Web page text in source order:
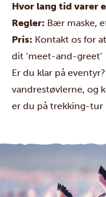
Hvor lang tid varer
Regler: Bær maske,
Pris: Kontakt os for
dit ‘meet-and-greet’
Er du klar på
vandrestøvlerne, og
er du på trekking-tur